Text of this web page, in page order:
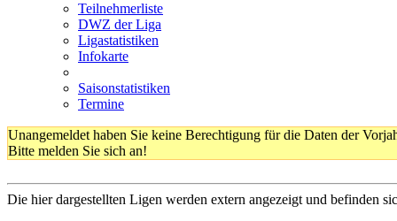
Teilnehmerliste
DWZ der Liga
Ligastatistiken
Infokarte
Saisonstatistiken
Termine
Unangemeldet haben Sie keine Berechtigung für die Daten der
Bitte melden Sie sich an!
Die hier dargestellten Ligen werden extern angezeigt und befinden